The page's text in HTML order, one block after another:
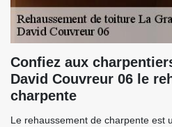
Confiez aux
David Couvreur 06 le
charpente
Le rehaussement de charpente est